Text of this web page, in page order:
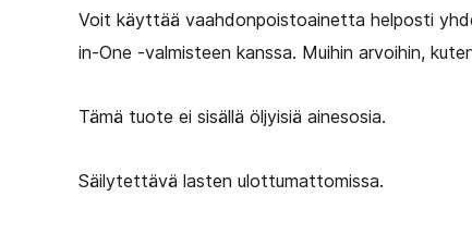
Voit käyttää vaahdonpoistoainetta helposti
in-One -valmisteen kanssa. Muihin arvoihin,
Tämä tuote ei sisällä öljyisiä ainesosia.
Säilytettävä lasten ulottumattomissa.